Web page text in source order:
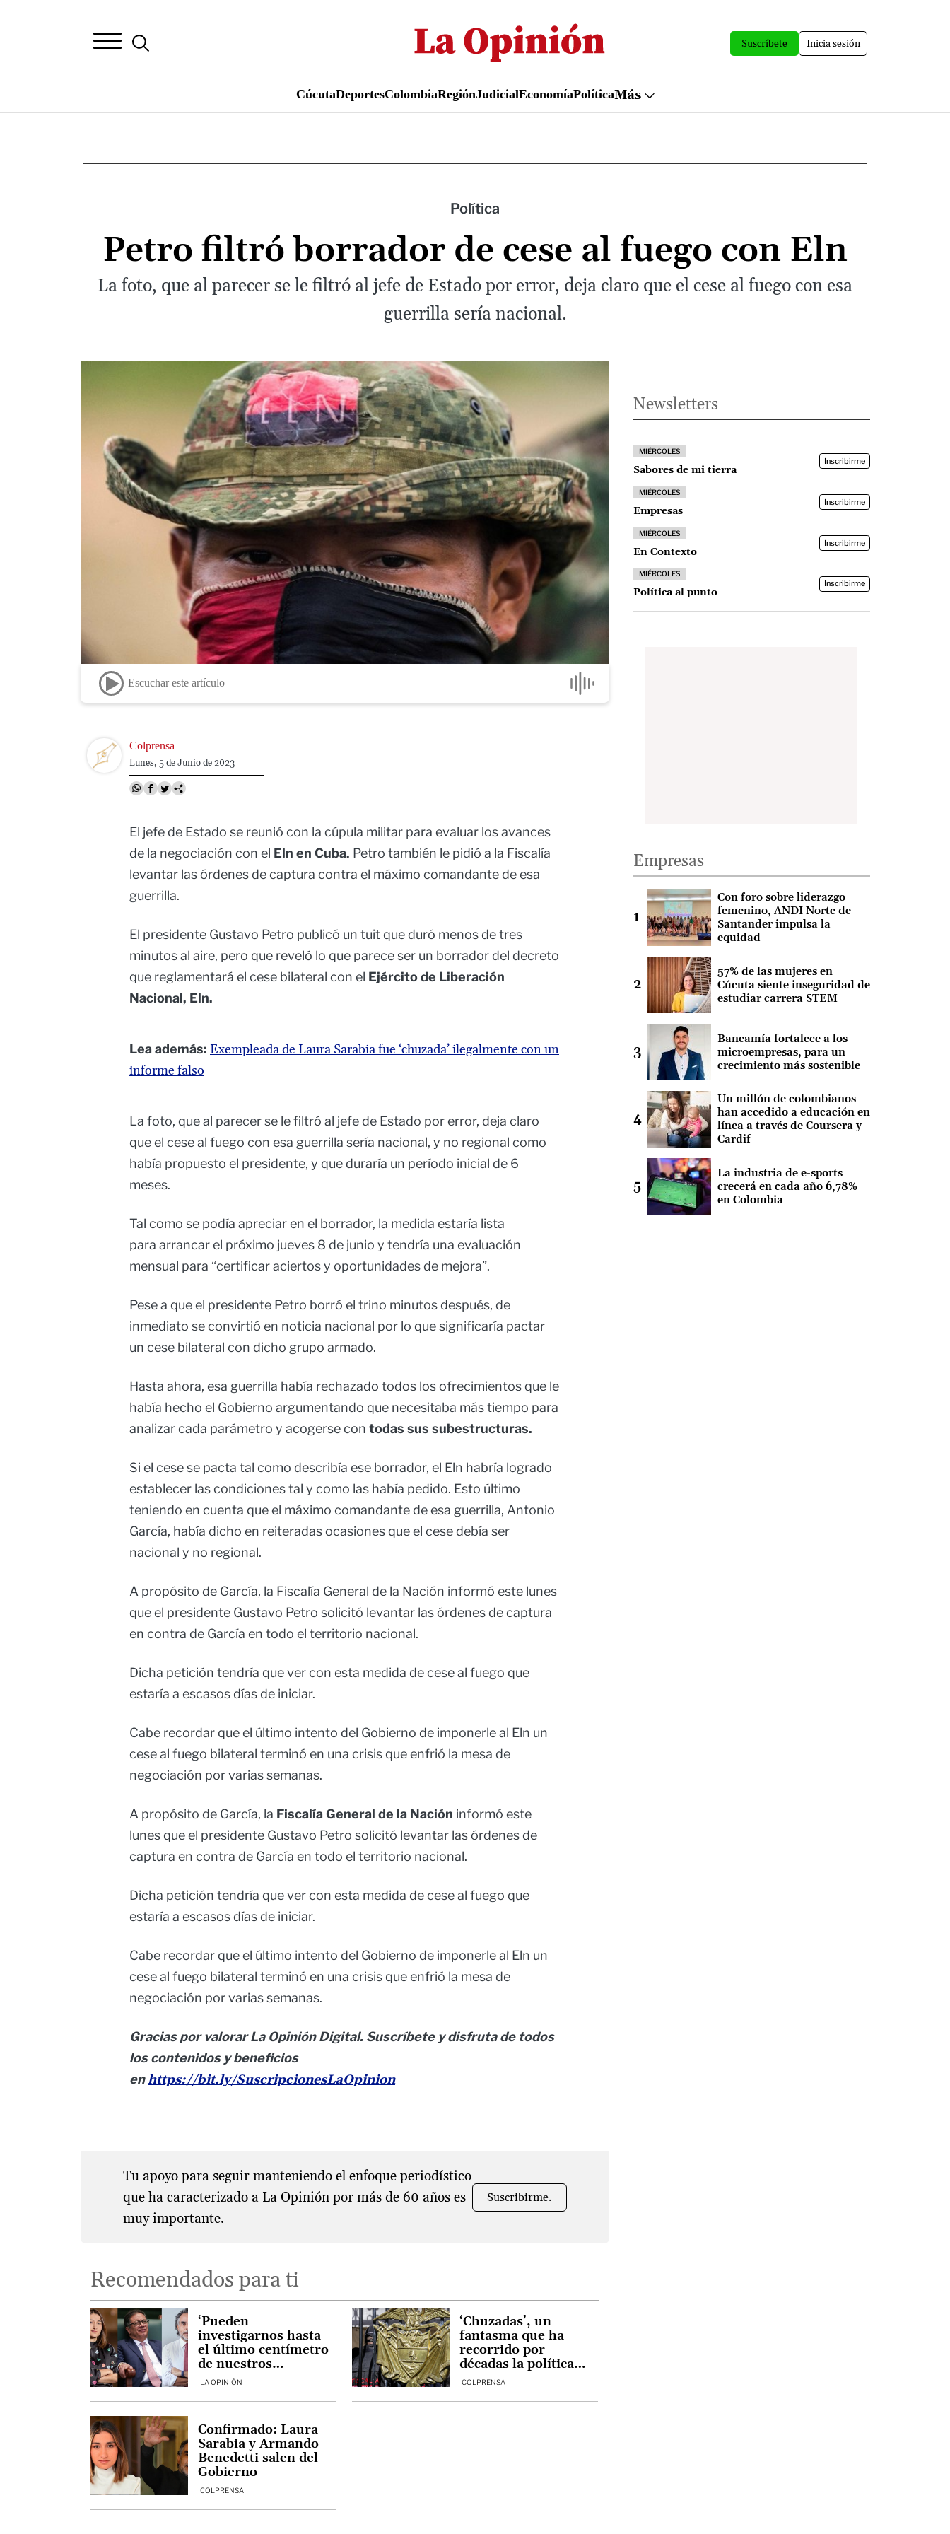
al
contenido
Suscríbete Inicia sesión
CúcutaDeportesColombiaRegiónJudicialEconomíaPolíticaMás
Política
Petro filtró borrador de cese al fuego con Eln
La foto, que al parecer se le filtró al jefe de Estado por error, deja claro que el cese al fuego con esa
guerrilla sería nacional.
Escuchar este artículo
Image Colprensa
Lunes, 5 de Junio de 2023
El jefe de Estado se reunió con la cúpula militar para evaluar los avances
de la negociación con el Eln en Cuba. Petro también le pidió a la Fiscalía
levantar las órdenes de captura contra el máximo comandante de esa
guerrilla.
El presidente Gustavo Petro publicó un tuit que duró menos de tres
minutos al aire, pero que reveló lo que parece ser un borrador del decreto
que reglamentará el cese bilateral con el Ejército de Liberación
Nacional, Eln.
Lea además: Exempleada de Laura Sarabia fue ‘chuzada’ ilegalmente con un
informe falso
La foto, que al parecer se le filtró al jefe de Estado por error, deja claro
que el cese al fuego con esa guerrilla sería nacional, y no regional como
había propuesto el presidente, y que duraría un período inicial de 6
meses.
Tal como se podía apreciar en el borrador, la medida estaría lista
para arrancar el próximo jueves 8 de junio y tendría una evaluación
mensual para “certificar aciertos y oportunidades de mejora”.
Pese a que el presidente Petro borró el trino minutos después, de
inmediato se convirtió en noticia nacional por lo que significaría pactar
un cese bilateral con dicho grupo armado.
Hasta ahora, esa guerrilla había rechazado todos los ofrecimientos que le
había hecho el Gobierno argumentando que necesitaba más tiempo para
analizar cada parámetro y acogerse con todas sus subestructuras.
Si el cese se pacta tal como describía ese borrador, el Eln habría logrado
establecer las condiciones tal y como las había pedido. Esto último
teniendo en cuenta que el máximo comandante de esa guerrilla, Antonio
García, había dicho en reiteradas ocasiones que el cese debía ser
nacional y no regional.
A propósito de García, la Fiscalía General de la Nación informó este lunes
que el presidente Gustavo Petro solicitó levantar las órdenes de captura
en contra de García en todo el territorio nacional.
Dicha petición tendría que ver con esta medida de cese al fuego que
estaría a escasos días de iniciar.
Cabe recordar que el último intento del Gobierno de imponerle al Eln un
cese al fuego bilateral terminó en una crisis que enfrió la mesa de
negociación por varias semanas.
A propósito de García, la Fiscalía General de la Nación informó este
lunes que el presidente Gustavo Petro solicitó levantar las órdenes de
captura en contra de García en todo el territorio nacional.
Dicha petición tendría que ver con esta medida de cese al fuego que
estaría a escasos días de iniciar.
Cabe recordar que el último intento del Gobierno de imponerle al Eln un
cese al fuego bilateral terminó en una crisis que enfrió la mesa de
negociación por varias semanas.
Gracias por valorar La Opinión Digital. Suscríbete y disfruta de todos
los contenidos y beneficios
enhttps://bit.ly/SuscripcionesLaOpinion
Tu apoyo para seguir manteniendo el enfoque periodístico
que ha caracterizado a La Opinión por más de 60 años es
muy importante.
Suscribirme.
Recomendados para ti
LA OPINIÓN
‘Pueden
investigarnos hasta
el último centímetro
de nuestros
sentimientos’
COLPRENSA
‘Chuzadas’, un
fantasma que ha
recorrido por
décadas la política
colombiana
COLPRENSA
Confirmado: Laura
Sarabia y Armando
Benedetti salen del
Gobierno
Newsletters
MIÉRCOLES
Sabores de mi tierra
Inscribirme
MIÉRCOLES
Empresas
Inscribirme
MIÉRCOLES
En Contexto
Inscribirme
MIÉRCOLES
Política al punto
Inscribirme
Empresas
Con foro sobre liderazgo
femenino, ANDI Norte de
Santander impulsa la
equidad
57% de las mujeres en
Cúcuta siente inseguridad de
estudiar carrera STEM
Bancamía fortalece a los
microempresas, para un
crecimiento más sostenible
Un millón de colombianos
han accedido a educación en
línea a través de Coursera y
Cardif
La industria de e-sports
crecerá en cada año 6,78%
en Colombia